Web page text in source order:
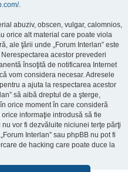
.
abuziv, obscen, vulgar, calomnios,
orice alt material care poate viola
ale ţării unde „Forum Interlan” este
acestor prevederi
însoţită de notificarea Internet
vom considera necesar. Adresele
a ajuta la respectarea acestor
să aibă dreptul de a şterge,
orice moment în care consideră
informaţie introdusă să fie
vor fi dezvăluite niciunei terţe părţi
Interlan” sau phpBB nu pot fi
de hacking care poate duce la